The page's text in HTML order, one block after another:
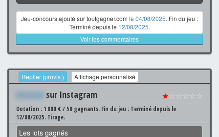
Jeu-concours ajouté sur toutgagner.com le 04/08/2025. Fin du jeu :
Terminé depuis le 12/08/2025.
Voir les commentaires
Replier (provis.) Affichage personnalisé
Xxxxxxx sur Instagram ★☆☆☆☆☆
Dotation : 1 000 € / 50 gagnants. Fin du jeu : Terminé depuis le
12/08/2025. Tirage.
Les lots gagnés